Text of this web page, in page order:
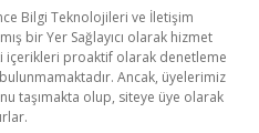
Bilgi Teknolojileri ve İletişim
bir Yer Sağlayıcı olarak hizmet
içerikleri proaktif olarak denetleme
Ancak, üyelerimiz
taşımakta olup, siteye üye olarak